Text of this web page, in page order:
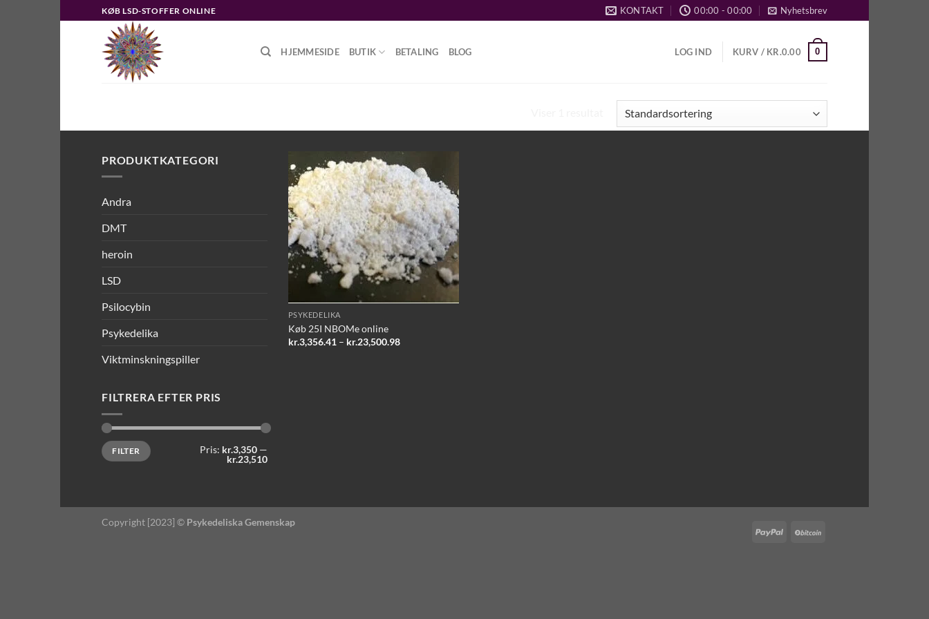
til
KØB LSD-STOFFER ONLINE KONTAKT 00:00 - 00:00 Nyhetsbrev
HJEMMESIDE BUTIK BETALING BLOG LOG IND KURV / KR.0.00 0
PRODUKTKATEGORI
Andra
DMT
heroin
LSD
Psilocybin
Psykedelika
Viktminskningspiller
FILTRERA EFTER PRIS
Mindste
pris
Højeste
prisFILTER Pris: kr.3,350 —
kr.23,510
Add to
wishlist
PSYKEDELIKA
Køb 25I NBOMe online
kr.3,356.41 – kr.23,500.98Prisinterval:
Copyright [2023] © Psykedeliska Gemenskap